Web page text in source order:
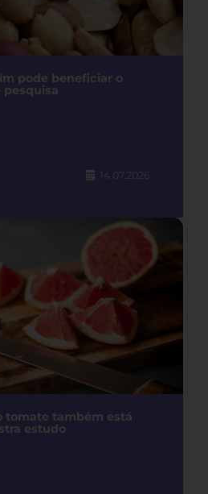
pode beneficiar o
pesquisa
14.07.2026
tomate também está
estudo